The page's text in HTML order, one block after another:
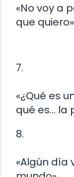
«No voy a
que
7.
«¿Qué es
qué es… la
8.
«Algún día